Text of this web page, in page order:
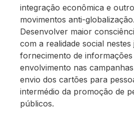
integração econômica e
movimentos anti-globalização.
Desenvolver maior
com a realidade social
fornecimento de informações
envolvimento nas
envio dos cartões para
intermédio da promoção de
públicos.